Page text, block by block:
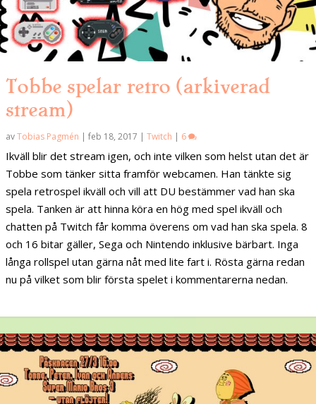
Tobbe spelar retro (arkiverad
stream)
avTobias Pagmén | feb 18, 2017 | Twitch | 6
Ikväll blir det stream igen, och inte vilken som helst utan det är
Tobbe som tänker sitta framför webcamen. Han tänkte sig
spela retrospel ikväll och vill att DU bestämmer vad han ska
spela. Tanken är att hinna köra en hög med spel ikväll och
chatten på Twitch får komma överens om vad han ska spela. 8
och 16 bitar gäller, Sega och Nintendo inklusive bärbart. Inga
långa rollspel utan gärna nåt med lite fart i. Rösta gärna redan
nu på vilket som blir första spelet i kommentarerna nedan.